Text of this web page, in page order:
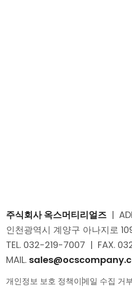
주식회사 옥스머티리얼즈 |
인천광역시 계양구 아나지로
TEL. 032-219-7007 | FAX.
MAIL.
개인정보 보호 정책이메일 수집 거